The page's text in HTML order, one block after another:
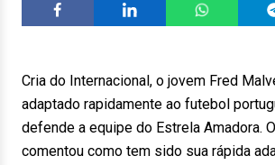
Cria do Internacional, o jovem Fred
adaptado rapidamente ao futebol
defende a equipe do Estrela Amadora.
comentou como tem sido sua rápida